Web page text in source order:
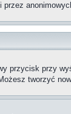
przez
przycisk przy
tworzyć